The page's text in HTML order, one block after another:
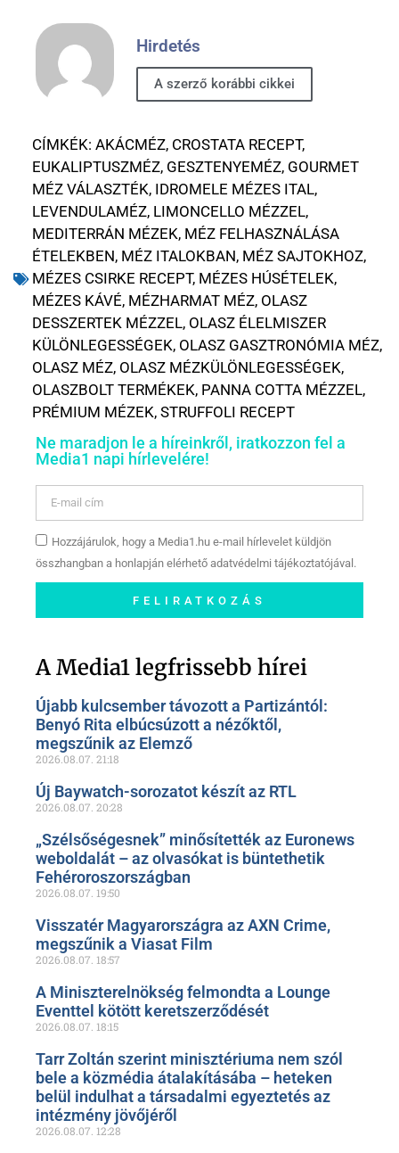
Hirdetés
A szerző korábbi cikkei
CÍMKÉK: AKÁCMÉZ, CROSTATA RECEPT,
EUKALIPTUSZMÉZ, GESZTENYEMÉZ, GOURMET
MÉZ VÁLASZTÉK, IDROMELE MÉZES ITAL,
LEVENDULAMÉZ, LIMONCELLO MÉZZEL,
MEDITERRÁN MÉZEK, MÉZ FELHASZNÁLÁSA
ÉTELEKBEN, MÉZ ITALOKBAN, MÉZ SAJTOKHOZ,
MÉZES CSIRKE RECEPT, MÉZES HÚSÉTELEK,
MÉZES KÁVÉ, MÉZHARMAT MÉZ, OLASZ
DESSZERTEK MÉZZEL, OLASZ ÉLELMISZER
KÜLÖNLEGESSÉGEK, OLASZ GASZTRONÓMIA MÉZ,
OLASZ MÉZ, OLASZ MÉZKÜLÖNLEGESSÉGEK,
OLASZBOLT TERMÉKEK, PANNA COTTA MÉZZEL,
PRÉMIUM MÉZEK, STRUFFOLI RECEPT
Ne maradjon le a híreinkről, iratkozzon fel a
Media1 napi hírlevelére!
Hozzájárulok, hogy a Media1.hu e-mail hírlevelet küldjön
összhangban a honlapján elérhető adatvédelmi tájékoztatójával.
FELIRATKOZÁS
oldalunkon!
A Media1 legfrissebb hírei
Újabb kulcsember távozott a Partizántól:
Benyó Rita elbúcsúzott a nézőktől,
megszűnik az Elemző
2026.08.07. 21:18
Új Baywatch-sorozatot készít az RTL
2026.08.07. 20:28
„Szélsőségesnek” minősítették az Euronews
weboldalát – az olvasókat is büntethetik
Fehéroroszországban
2026.08.07. 19:50
Visszatér Magyarországra az AXN Crime,
megszűnik a Viasat Film
2026.08.07. 18:57
A Miniszterelnökség felmondta a Lounge
Eventtel kötött keretszerződését
2026.08.07. 18:15
Tarr Zoltán szerint minisztériuma nem szól
bele a közmédia átalakításába – heteken
belül indulhat a társadalmi egyeztetés az
intézmény jövőjéről
2026.08.07. 12:28